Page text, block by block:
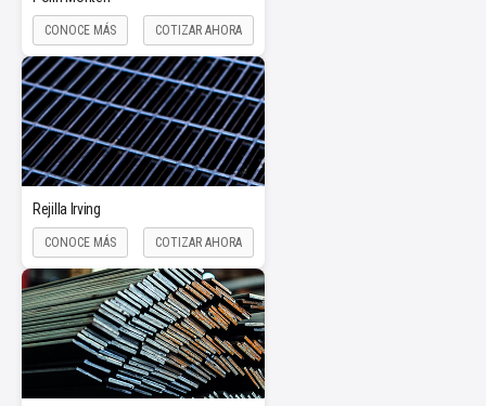
CONOCE MÁS COTIZAR AHORA
Rejilla Irving
CONOCE MÁS COTIZAR AHORA